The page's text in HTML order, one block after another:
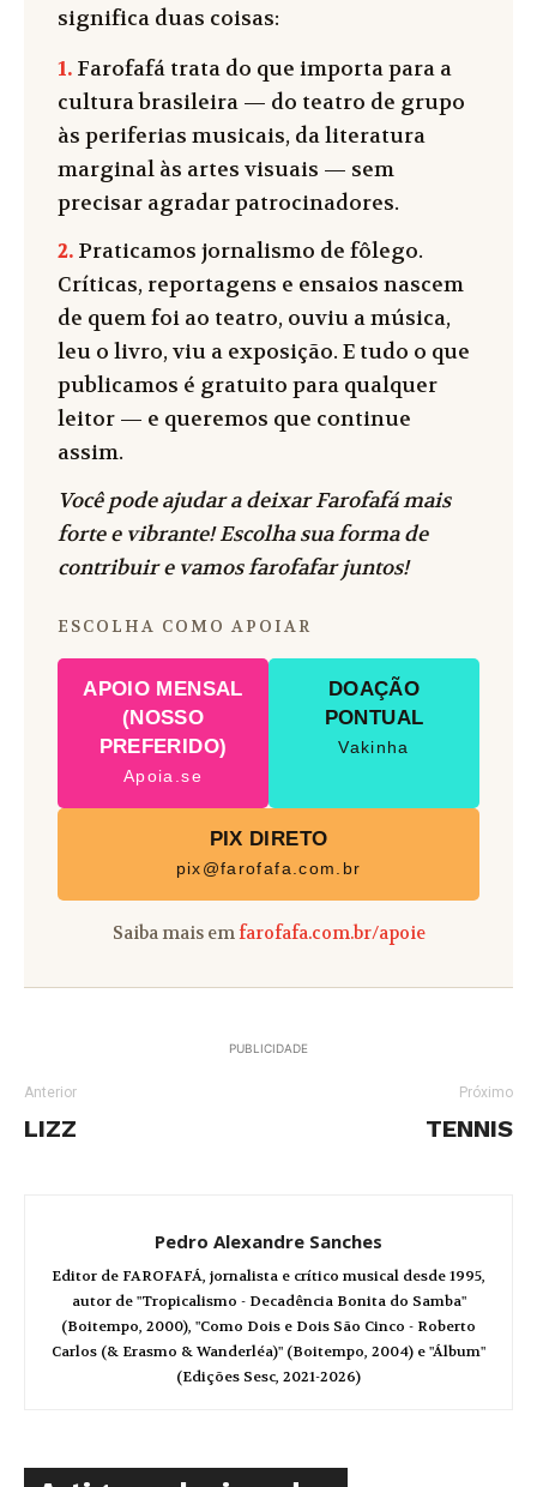
significa duas coisas:
1. Farofafá trata do que importa para a
cultura brasileira — do teatro de grupo
às periferias musicais, da literatura
marginal às artes visuais — sem
precisar agradar patrocinadores.
2. Praticamos jornalismo de fôlego.
Críticas, reportagens e ensaios nascem
de quem foi ao teatro, ouviu a música,
leu o livro, viu a exposição. E tudo o que
publicamos é gratuito para qualquer
leitor — e queremos que continue
assim.
Você pode ajudar a deixar Farofafá mais
forte e vibrante! Escolha sua forma de
contribuir e vamos farofafar juntos!
ESCOLHA COMO APOIAR
APOIO MENSAL
(NOSSO
PREFERIDO)
Apoia.se
DOAÇÃO
PONTUAL
Vakinha
PIX DIRETO
pix@farofafa.com.br
Saiba mais emfarofafa.com.br/apoie
PUBLICIDADE
Anterior
LIZZ
Próximo
TENNIS
Pedro Alexandre Sanches
Editor de FAROFAFÁ, jornalista e crítico musical desde 1995,
autor de "Tropicalismo - Decadência Bonita do Samba"
(Boitempo, 2000), "Como Dois e Dois São Cinco - Roberto
Carlos (& Erasmo & Wanderléa)" (Boitempo, 2004) e "Álbum"
(Edições Sesc, 2021-2026)